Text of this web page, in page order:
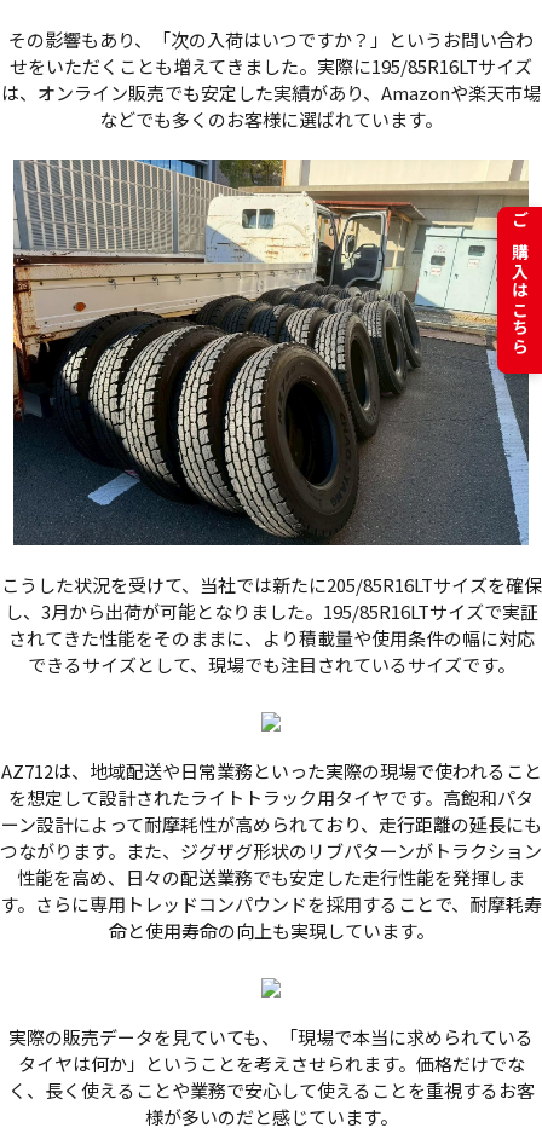
その影響もあり、「次の入荷はいつですか？」というお問い合わ
せをいただくことも増えてきました。実際に195/85R16LTサイズ
は、オンライン販売でも安定した実績があり、Amazonや楽天市場
などでも多くのお客様に選ばれています。
こうした状況を受けて、当社では新たに205/85R16LTサイズを確保
し、3月から出荷が可能となりました。195/85R16LTサイズで実証
されてきた性能をそのままに、より積載量や使用条件の幅に対応
できるサイズとして、現場でも注目されているサイズです。
AZ712は、地域配送や日常業務といった実際の現場で使われること
を想定して設計されたライトトラック用タイヤです。高飽和パタ
ーン設計によって耐摩耗性が高められており、走行距離の延長にも
つながります。また、ジグザグ形状のリブパターンがトラクション
性能を高め、日々の配送業務でも安定した走行性能を発揮しま
す。さらに専用トレッドコンパウンドを採用することで、耐摩耗寿
命と使用寿命の向上も実現しています。
実際の販売データを見ていても、「現場で本当に求められている
タイヤは何か」ということを考えさせられます。価格だけでな
く、長く使えることや業務で安心して使えることを重視するお客
様が多いのだと感じています。
ご購入はこちら